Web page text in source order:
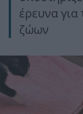
έρευνα
ζώων